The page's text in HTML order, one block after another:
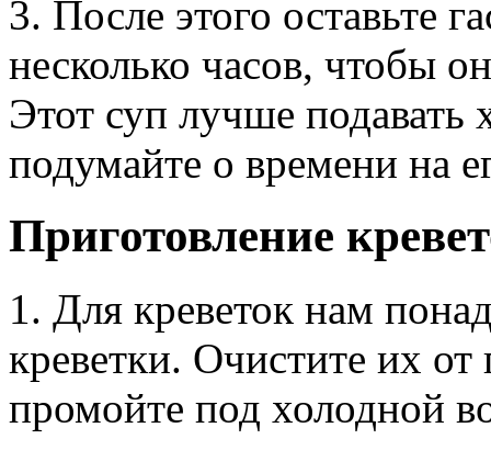
3. После этого оставьте
несколько часов, чтобы
Этот суп лучше подавать
подумайте о времени на
Приготовление
1. Для креветок нам
креветки. Очистите их
промойте под холодной